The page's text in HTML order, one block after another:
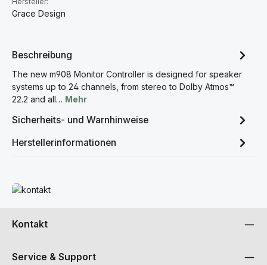
Hersteller:
Grace Design
Beschreibung
The new m908 Monitor Controller is designed for speaker
systems up to 24 channels, from stereo to Dolby Atmos™
22.2 and all… Mehr
Sicherheits- und Warnhinweise
Herstellerinformationen
Mehr erfahren
Kontakt
Service & Support